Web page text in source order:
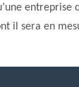
entreprise
il sera en